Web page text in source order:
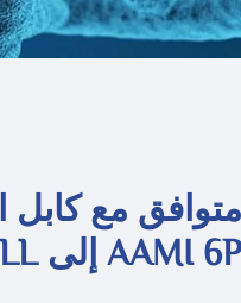
AAMI 6P إلى LL